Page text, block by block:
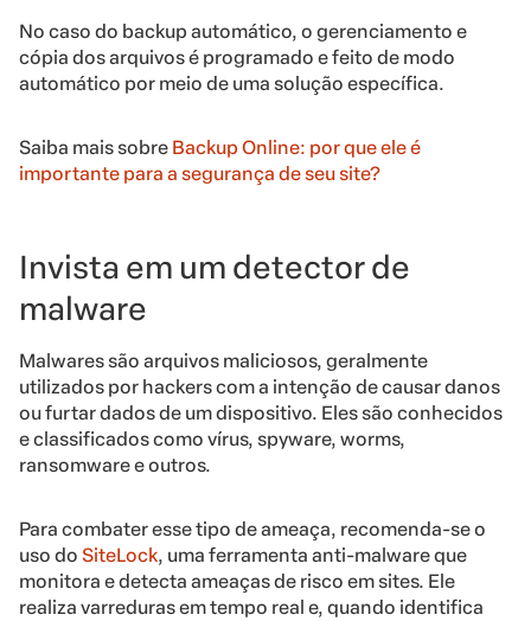
No caso do backup automático, o gerenciamento e
cópia dos arquivos é programado e feito de modo
automático por meio de uma solução específica.
Saiba mais sobre Backup Online: por que ele é
importante para a segurança de seu site?
Invista em um detector de
malware
Malwares são arquivos maliciosos, geralmente
utilizados por hackers com a intenção de causar danos
ou furtar dadosde um dispositivo. Eles são conhecidos
e classificados como vírus, spyware, worms,
ransomware e outros.
Para combater esse tipo de ameaça, recomenda-se o
uso do SiteLock, uma ferramenta anti-malware que
monitora e detecta ameaças de risco em sites. Ele
realiza varreduras em tempo real e, quando identifica